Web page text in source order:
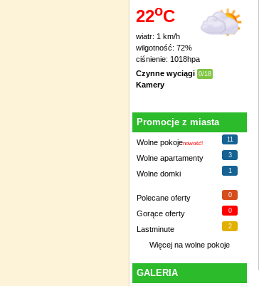
22oC
wiatr: 1 km/h
wilgotność: 72%
ciśnienie: 1018hpa
Czynne wyciągi 0/18
Kamery
Promocje z miasta
Wolne pokojenowość!
11
Wolne apartamenty 3
Wolne domki 1
Polecane oferty 0
Gorące oferty 0
Lastminute 2
Więcej na wolne pokoje
GALERIA